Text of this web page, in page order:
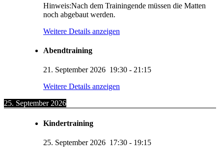
Hinweis:Nach dem Trainingende müssen die Matten
noch abgebaut werden.
Weitere Details anzeigen
Abendtraining
21. September 2026 19:30 - 21:15
Weitere Details anzeigen
25. September 2026
Kindertraining
25. September 2026 17:30 - 19:15